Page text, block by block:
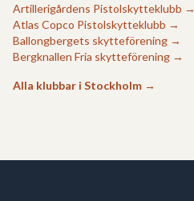
Artillerigårdens Pistolskytteklubb →
Atlas Copco Pistolskytteklubb →
Ballongbergets skytteförening →
Bergknallen Fria skytteförening →
Alla klubbar i Stockholm →